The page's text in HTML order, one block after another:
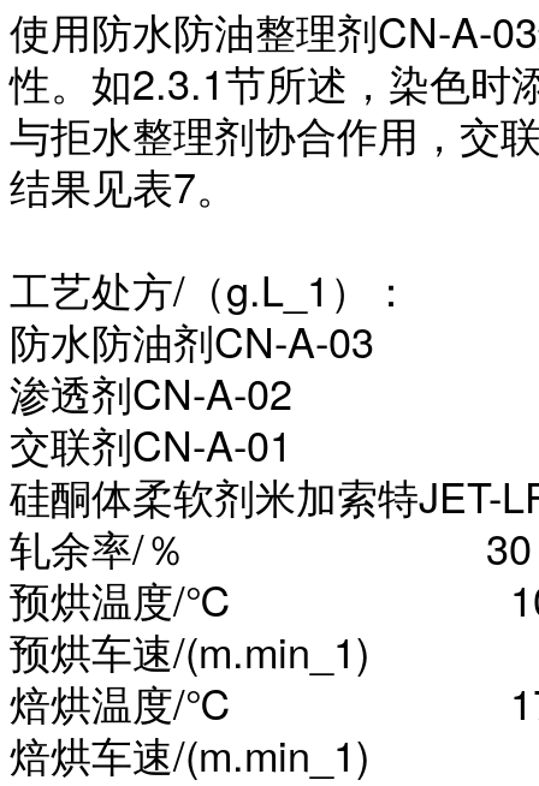
使用防水防油整理剂CN-A-
性。如2.3.1节所述，染色时
与拒水整理剂协合作用，交
结果见表7。
工艺处方/（g.L_1）：
防水防油剂CN-A-03
渗透剂CN-A-02
交联剂CN-A-01
硅酮体柔软剂米加索特JET-
轧余率/％ 30
预烘温度/℃
预烘车速/(m.min_1)
焙烘温度/℃
焙烘车速/(m.min_1)